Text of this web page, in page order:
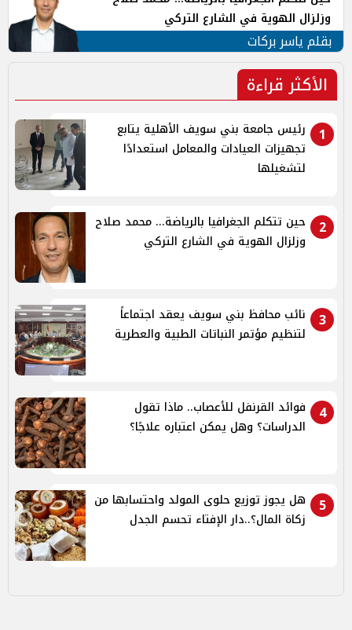
وزلزال الهوية في الشارع التركي
بقلم ياسر بركات
الأكثر قراءة
1
رئيس جامعة بني سويف الأهلية يتابع
تجهيزات العيادات والمعامل استعدادًا
لتشغيلها
2
حين تتكلم الجغرافيا بالرياضة... محمد صلاح
وزلزال الهوية في الشارع التركي
3
نائب محافظ بني سويف يعقد اجتماعاً
لتنظيم مؤتمر النباتات الطبية والعطرية
4
فوائد القرنفل للأعصاب.. ماذا تقول
الدراسات؟ وهل يمكن اعتباره علاجًا؟
5
هل يجوز توزيع حلوى المولد واحتسابها من
زكاة المال؟..دار الإفتاء تحسم الجدل